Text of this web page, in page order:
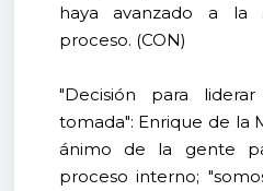
haya avanzado a la
proceso. (CON)
"Decisión para
tomada": Enrique de la
ánimo de la gente
proceso interno;